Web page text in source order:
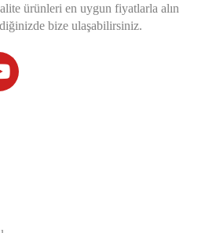
ürünleri en uygun fiyatlarla alın
bize ulaşabilirsiniz.